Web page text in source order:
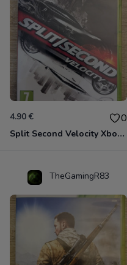
4.90 € 0
Split Second Velocity Xbox 360
TheGamingR83